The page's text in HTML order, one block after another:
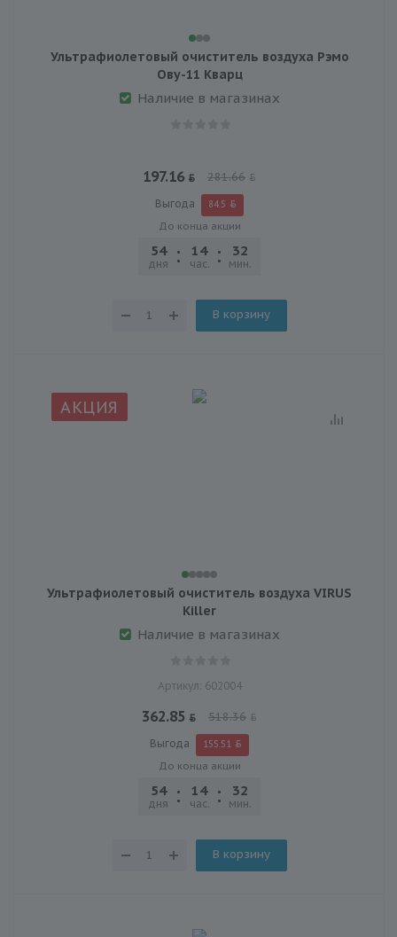
Ультрафиолетовый очиститель воздуха Рэмо
Ову-11 Кварц
Наличие в магазинах
197.16 281.66
Выгода 84.5
До конца акции
54
дня
14
час.
32
мин.
В корзину
АКЦИЯ
Ультрафиолетовый очиститель воздуха VIRUS
Killer
Наличие в магазинах
Артикул: 602004
362.85 518.36
Выгода 155.51
До конца акции
54
дня
14
час.
32
мин.
В корзину